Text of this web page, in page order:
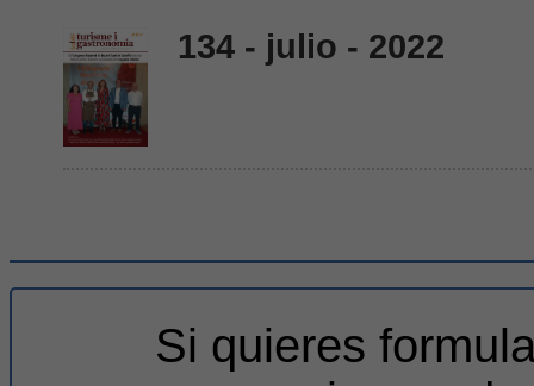
134 - julio - 2022
Si quieres